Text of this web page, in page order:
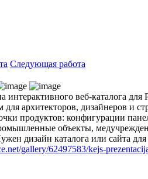
Следующая работа
интерактивного веб-каталога
архитекторов, дизайнеров и
продуктов: конфигурации
объекты,
дизайн каталога или сайта
gallery/62497583/kejs-